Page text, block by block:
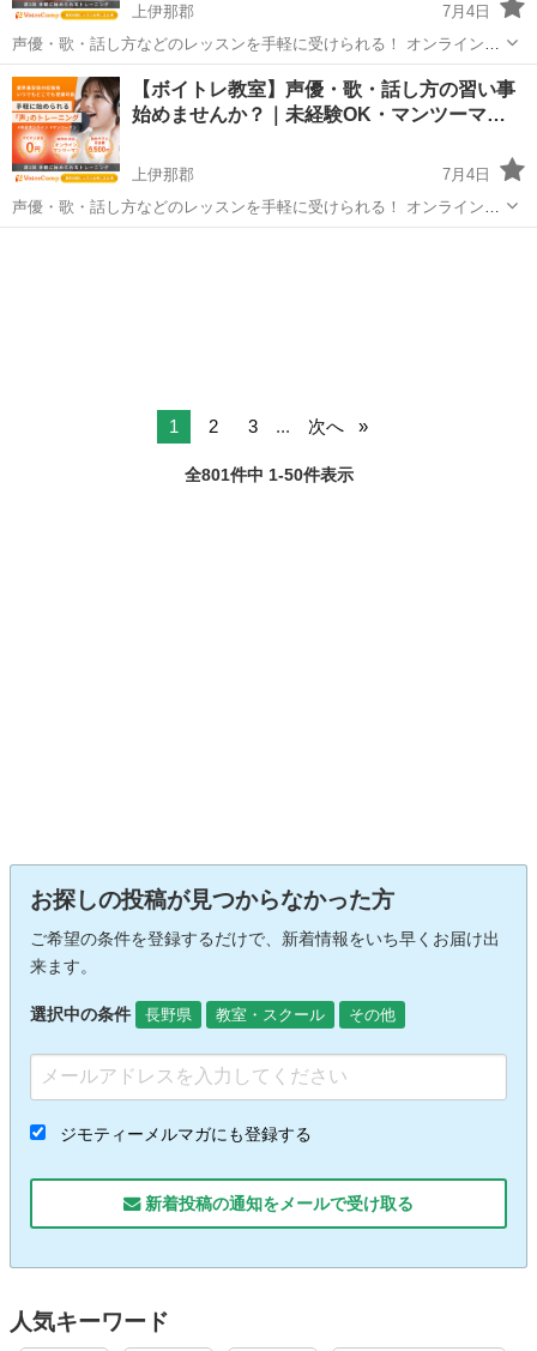
上伊那郡
7月4日
声優・歌・話し方などのレッスンを手軽に受けられる！ オンラインボ
イトレ教室「Voice Camp（ボイスキャンプ）」 「声優のレッスンを一
度受けてみたい」 「話し方に自信がなくて改善したい」 「歌が上手く
なって気...
長野 上伊那郡 その他
【ボイトレ教室】声優・歌・話し方の習い事
始めませんか？｜未経験OK・マンツーマ…
上伊那郡
7月4日
声優・歌・話し方などのレッスンを手軽に受けられる！ オンラインボ
イトレ教室「Voice Camp（ボイスキャンプ）」 「声優のレッスンを一
1 2 3 ... 次へ
全801件中 1-50件表示
お探しの投稿が見つからなかった方
ご希望の条件を登録するだけで、新着情報をいち早くお届け出
来ます。
選択中の条件 長野県 教室・スクール その他
ジモティーメルマガにも登録する
新着投稿の通知をメールで受け取る
人気キーワード